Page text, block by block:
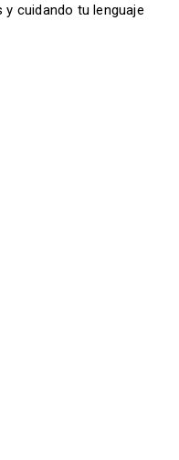
cuidando tu lenguaje